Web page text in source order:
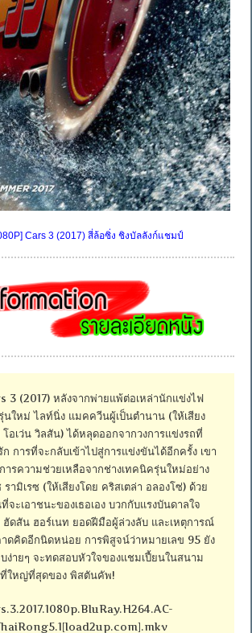
Cars 3 (2017) สี่ล้อซิ่ง ชิงบัลลังก์แชมป์
3 (2017) หลังจากพ่ายแพ้ต่อเหล่านักแข่งไฟ
นใหม่ ไลท์นิ่ง แมคควีนผู้เป็นตำนาน (ให้เสียง
โอเว่น วิลสัน) ได้หลุดออกจากวงการแข่งรถที่
ก การที่จะกลับเข้าไปสู่การแข่งขันได้อีกครั้ง เขา
ารความช่วยเหลือจากช่างเทคนิครุ่นใหม่อย่าง
รามิเรซ (ให้เสียงโดย คริสเตล่า อลองโซ่) ด้วย
จะเอาชนะของเธอเอง บวกกับแรงบันดาลใจ
ฮัดสัน ฮอร์เนท ยอดฝีมือผู้ล่วงลับ และเหตุการณ์
ดคิดอีกนิดหน่อย การพิสูจน์ว่าหมายเลข 95 ยัง
ง่ายๆ จะทดสอบหัวใจของแชมเปี้ยนในสนาม
ใหญ่ที่สุดของ พิสตันคัพ!